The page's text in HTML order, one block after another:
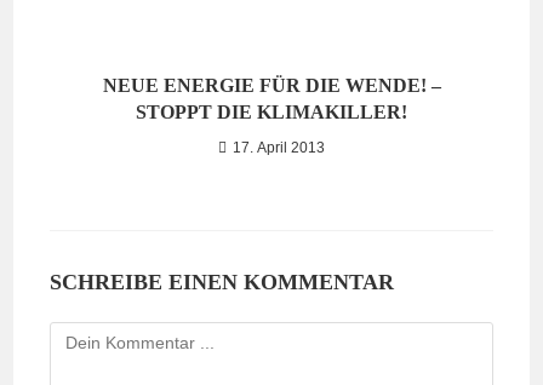
NEUE ENERGIE FÜR DIE WENDE! –
STOPPT DIE KLIMAKILLER!
17. April 2013
SCHREIBE EINEN KOMMENTAR
Kommentieren